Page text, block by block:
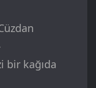
bir kağıda